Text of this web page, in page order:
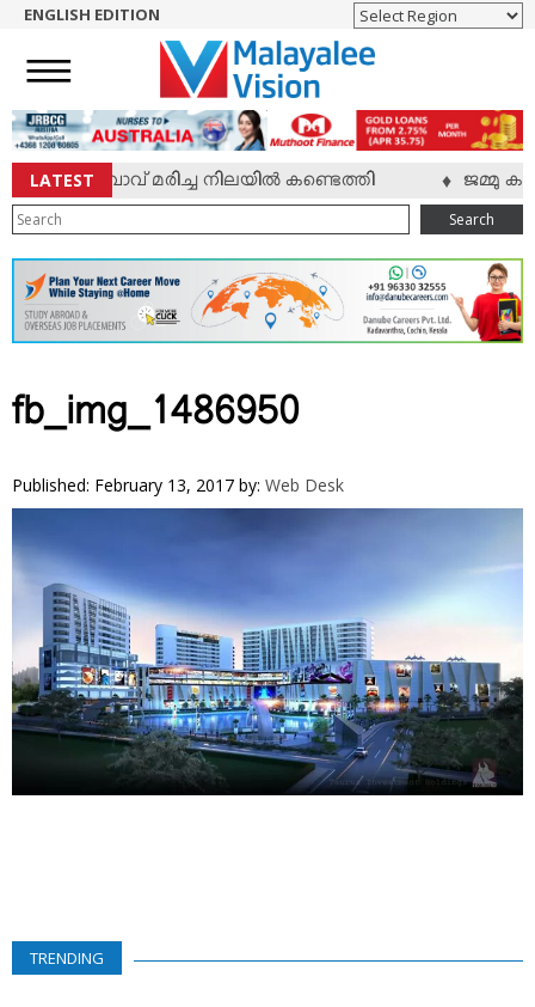
NEWS
ENGLISH
NRI
ENTERTAINMENT
MV SPECIAL
SPORTS
LIFESTYLE
TECH & AUTO
EDITORIAL
VIDEOS
YOUR SAY
COOKERY
KARSHAKAN
TOURS & TRAVEL
GREETINGS
ENGLISH EDITION
LATESTയുവാവ് മരിച്ച നിലയില്‍ കണ്ടെത്തി ജമ്മു
Search
fb_img_1486950
Published: February 13, 2017 by: Web Desk
TRENDING